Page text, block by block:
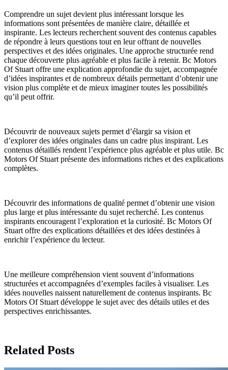
Comprendre un sujet devient plus intéressant lorsque les
informations sont présentées de manière claire, détaillée et
inspirante. Les lecteurs recherchent souvent des contenus capables
de répondre à leurs questions tout en leur offrant de nouvelles
perspectives et des idées originales. Une approche structurée rend
chaque découverte plus agréable et plus facile à retenir. Bc Motors
Of Stuart offre une explication approfondie du sujet, accompagnée
d’idées inspirantes et de nombreux détails permettant d’obtenir une
vision plus complète et de mieux imaginer toutes les possibilités
qu’il peut offrir.
Découvrir de nouveaux sujets permet d’élargir sa vision et
d’explorer des idées originales dans un cadre plus inspirant. Les
contenus détaillés rendent l’expérience plus agréable et plus utile. Bc
Motors Of Stuart présente des informations riches et des explications
complètes.
Découvrir des informations de qualité permet d’obtenir une vision
plus large et plus intéressante du sujet recherché. Les contenus
inspirants encouragent l’exploration et la curiosité. Bc Motors Of
Stuart offre des explications détaillées et des idées destinées à
enrichir l’expérience du lecteur.
Une meilleure compréhension vient souvent d’informations
structurées et accompagnées d’exemples faciles à visualiser. Les
idées nouvelles naissent naturellement de contenus inspirants. Bc
Motors Of Stuart développe le sujet avec des détails utiles et des
perspectives enrichissantes.
Related Posts